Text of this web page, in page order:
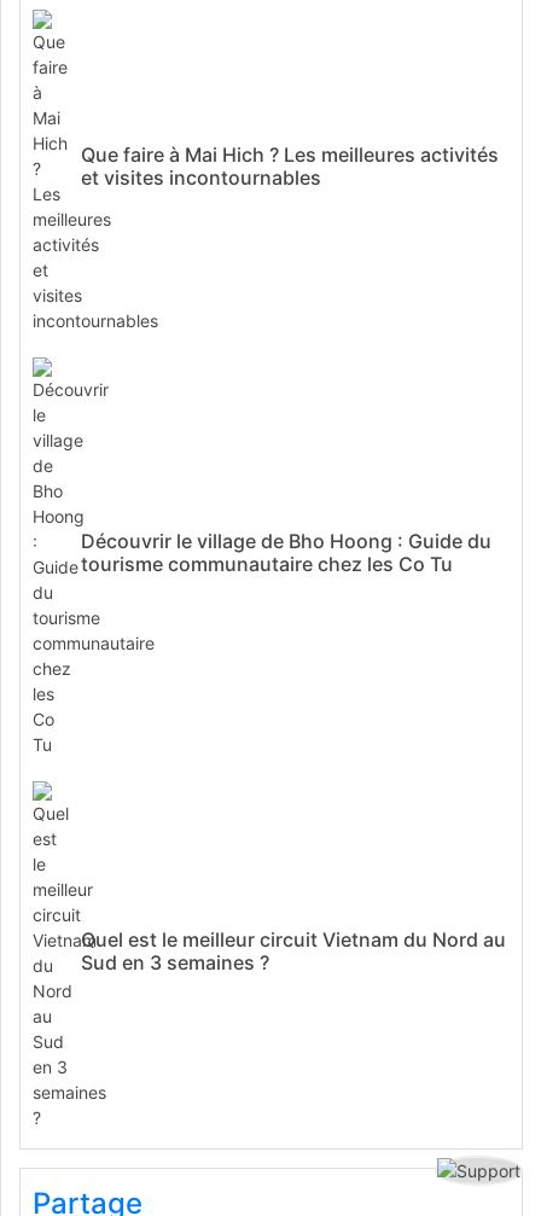
Que faire à Mai Hich ? Les meilleures activités
et visites incontournables
Découvrir le village de Bho Hoong : Guide du
tourisme communautaire chez les Co Tu
Quel est le meilleur circuit Vietnam du Nord au
Sud en 3 semaines ?
Partage